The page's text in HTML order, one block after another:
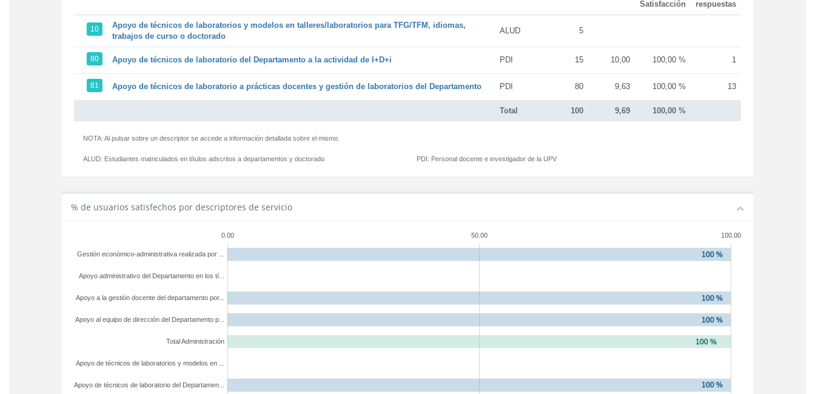
Satisfacción
respuestas
Total 100 9,69 100,00 %
10
Apoyo de técnicos de laboratorios y modelos en talleres/laboratorios para TFG/TFM, idiomas,
trabajos de curso o doctorado
ALUD 5
80 Apoyo de técnicos de laboratorio del Departamento a la actividad de I+D+i PDI 15 10,00 100,00 % 1
81 Apoyo de técnicos de laboratorio a prácticas docentes y gestión de laboratorios del Departamento PDI 80 9,63 100,00 % 13
NOTA: Al pulsar sobre un descriptor se accede a información detallada sobre el mismo.
ALUD: Estudiantes matriculados en títulos adscritos a departamentos y doctorado PDI: Personal docente e investigador de la UPV
% de usuarios satisfechos por descriptores de servicio
0.00 50.00 100.00
Apoyo de técnicos de laboratorio del Departamen...
Apoyo de técnicos de laboratorios y modelos en ...
Total Administración
Apoyo al equipo de dirección del Departamento p...
Apoyo a la gestión docente del departamento por...
Apoyo administrativo del Departamento en los tí...
Gestión económico-administrativa realizada por ...